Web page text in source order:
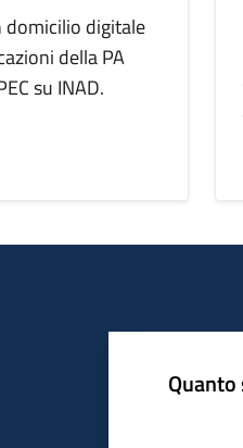
domicilio digitale
della PA
su INAD.